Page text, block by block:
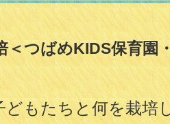
＜つばめKIDS保育園
どもたちと何を栽培